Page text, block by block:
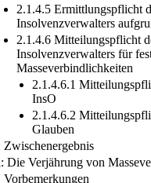
2.1.4.5 Ermittlungspflicht
Insolvenzverwalters
2.1.4.6 Mitteilungspflicht
Insolvenzverwalters für
Masseverbindlichkeiten
2.1.4.6.1
InsO
2.1.4.6.2
Glauben
Zwischenergebnis
Die Verjährung von
Vorbemerkungen